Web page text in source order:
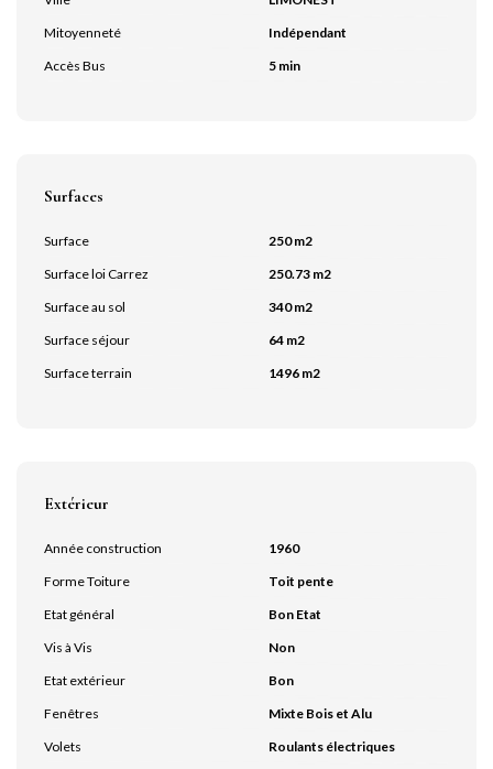
Mitoyenneté
Indépendant
Accès Bus
5 min
Surfaces
Surface
250 m2
Surface loi Carrez
250.73 m2
Surface au sol
340 m2
Surface séjour
64 m2
Surface terrain
1496 m2
Extérieur
Année construction
1960
Forme Toiture
Toit pente
Etat général
Bon Etat
Vis à Vis
Non
Etat extérieur
Bon
Fenêtres
Mixte Bois et Alu
Volets
Roulants électriques